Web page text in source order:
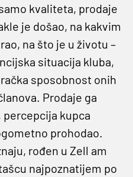
kvaliteta, prodaje
je došao, na kakvim
na što je u životu –
situacija kluba,
sposobnost onih
Prodaje ga
kupca
prohodao.
rođen u Zell am
najpoznatijem po